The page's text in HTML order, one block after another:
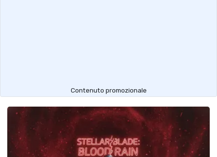
Contenuto promozionale